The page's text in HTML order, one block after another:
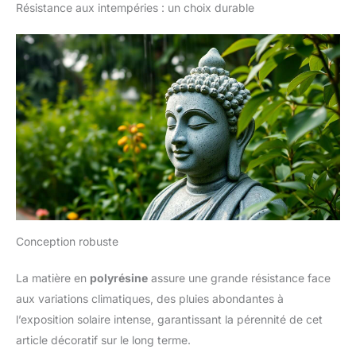
Résistance aux intempéries : un choix durable
Conception robuste
La matière en polyrésine assure une grande résistance face
aux variations climatiques, des pluies abondantes à
l’exposition solaire intense, garantissant la pérennité de cet
article décoratif sur le long terme.